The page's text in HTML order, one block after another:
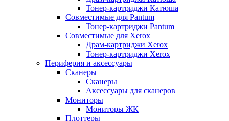
Тонер-картриджи Катюша
Совместимые для Pantum
Тонер-картриджи Pantum
Совместимые для Xerox
Драм-картриджи Xerox
Тонер-картриджи Xerox
Периферия и аксессуары
Сканеры
Сканеры
Аксессуары для сканеров
Мониторы
Мониторы ЖК
Плоттеры